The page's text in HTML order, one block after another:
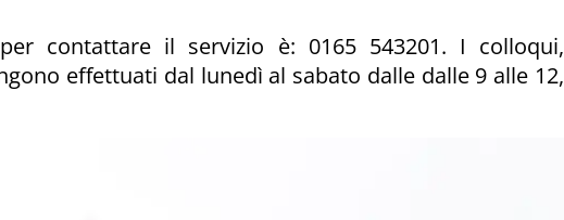
contattare il servizio è: 0165 543201. I colloqui,
effettuati dal lunedì al sabato dalle dalle 9 alle 12,